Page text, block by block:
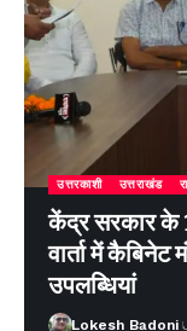
उत्तरकाशी उत्तराखंड
केंद्र सरकार के
वार्ता में कैबिनेट
उपलब्धियां
Lokesh Badoni